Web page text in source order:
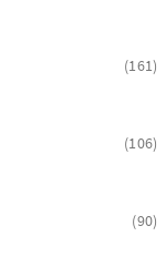
161
106
90